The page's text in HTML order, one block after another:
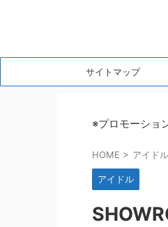
サイトマップ
※プロモーショ
HOME > アイドル
アイドル